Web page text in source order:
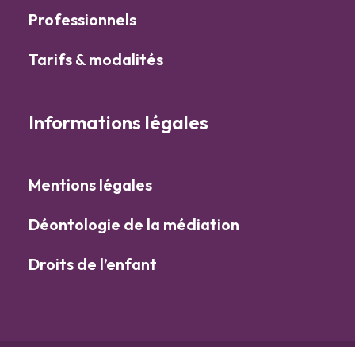
Professionnels
Tarifs & modalités
Informations légales
Mentions légales
Déontologie de la médiation
Droits de l’enfant